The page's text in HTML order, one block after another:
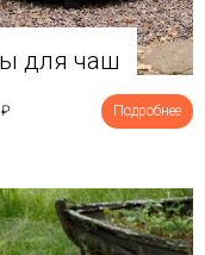
для чаш
₽ Подробнее